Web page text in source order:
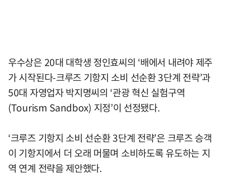
우수상은 20대 대학생 정인효씨의 ‘배에서 내려야 제주
가 시작된다-크루즈 기항지 소비 선순환 3단계 전략’과
50대 자영업자 박지명씨의 ‘관광 혁신 실험구역
(Tourism Sandbox) 지정’이 선정됐다.
‘크루즈 기항지 소비 선순환 3단계 전략’은 크루즈 승객
이 기항지에서 더 오래 머물며 소비하도록 유도하는 지
역 연계 전략을 제안했다.